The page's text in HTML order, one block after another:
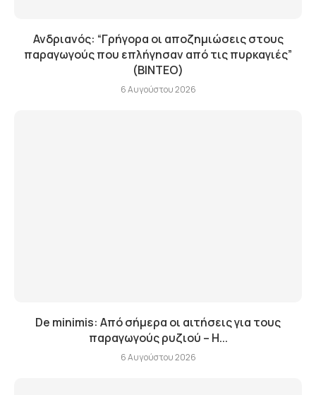
Ανδριανός: “Γρήγορα οι αποζημιώσεις στους
παραγωγούς που επλήγησαν από τις πυρκαγιές”
(BINTEO)
6 Αυγούστου 2026
De minimis: Από σήμερα οι αιτήσεις για τους
παραγωγούς ρυζιού – Η...
6 Αυγούστου 2026